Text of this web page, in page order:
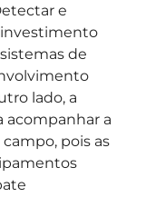
e
investimento
de
lado, a
acompanhar a
pois as